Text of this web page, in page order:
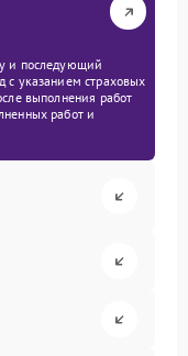
и последующий
с указанием страховых
выполнения работ
работ и